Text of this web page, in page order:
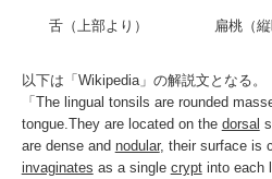
舌（上部より） 扁桃（縦
以下は「Wikipedia」の解説文となる。
「The lingual tonsils are rounded
tongue.They are located on the dorsal
are dense and nodular, their surface is
invaginates as a single cryptinto each